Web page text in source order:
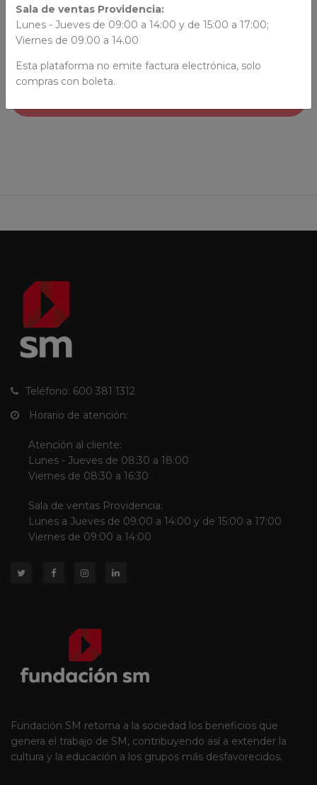
Varios Autores
Teléfono: 600 381 1312
Horario de atención:
Atención al cliente:
Lunes - Jueves de 08:30 a 18:00
Viernes de 08:30 a 16:30
Sala de ventas Providencia:
Lunes a Jueves de 09:00 a 14:00 y de 15:00 a 17:00
Viernes de 09:00 a 14:00
Fundación SM retorna a la sociedad los beneficios que
genera el trabajo de SM, contribuyendo así a extender la
cultura y la educación a los grupos más desfavorecidos.
Sala de ventas Providencia:
Lunes - Jueves de 09:00 a 14:00 y de 15:00 a 17:00;
Viernes de 09.00 a 14.00
Esta plataforma no emite factura electrónica, solo
compras con boleta.